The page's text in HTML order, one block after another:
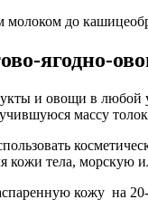
до
ягодно-
и овощи в любой
массу
кожи тела, морскую
кожу на